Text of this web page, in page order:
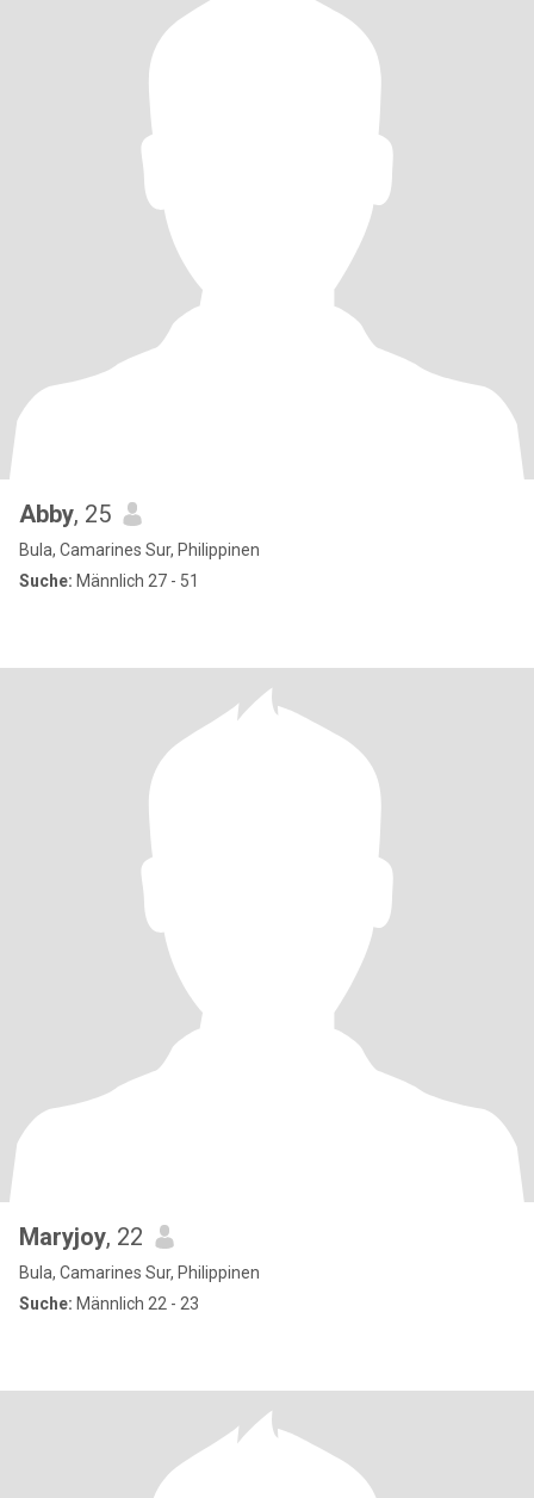
Abby, 25
Bula, Camarines Sur, Philippinen
Suche: Männlich 27 - 51
Maryjoy, 22
Bula, Camarines Sur, Philippinen
Suche: Männlich 22 - 23